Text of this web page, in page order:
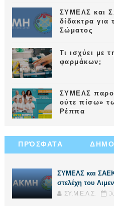
ΣΥΜΕΛΣ και
δίδακτρα για
Σώματος
Τι ισχύει με
φαρμάκων;
ΣΥΜΕΛΣ
ούτε πίσω»
Ρέππα
ΠΡΌΣΦΑΤΑ
ΣΥΜΕΛΣ και ΣΑΕΚ
στελέχη του
ΣΥ.Μ.Ε.Λ.Σ.